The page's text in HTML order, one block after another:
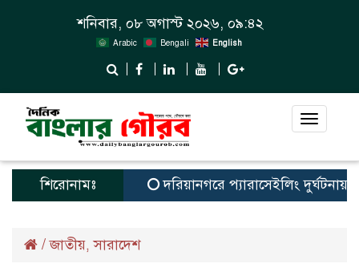
শনিবার, ০৮ অগাস্ট ২০২৬, ০৯:৪২
Arabic Bengali English
Toggle
শিরোনামঃ দরিয়ানগরে প্যারাসেইলিং দুর্ঘটনায়
/জাতীয়,সারাদেশ